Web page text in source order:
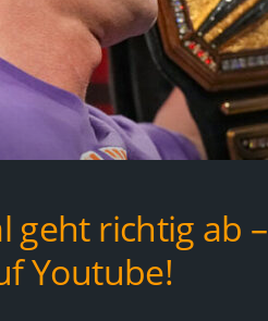
geht richtig ab –
Youtube!